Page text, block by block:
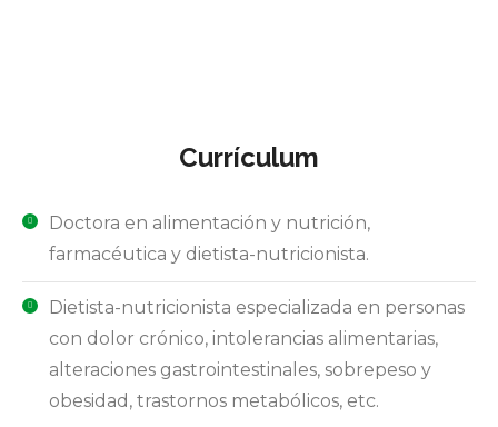
Currículum
Doctora en alimentación y nutrición,
farmacéutica y dietista-nutricionista.
Dietista-nutricionista especializada en personas
con dolor crónico, intolerancias alimentarias,
alteraciones gastrointestinales, sobrepeso y
obesidad, trastornos metabólicos, etc.